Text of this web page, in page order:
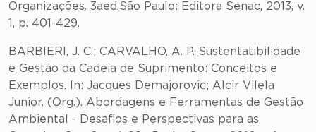
Organizações. 3aed.São Paulo: Editora Senac, 2013, v.
1, p. 401-429.
BARBIERI, J. C.; CARVALHO, A. P. Sustentatibilidade
e Gestão da Cadeia de Suprimento: Conceitos e
Exemplos. In: Jacques Demajorovic; Alcir Vilela
Junior. (Org.). Abordagens e Ferramentas de Gestão
Ambiental - Desafios e Perspectivas para as